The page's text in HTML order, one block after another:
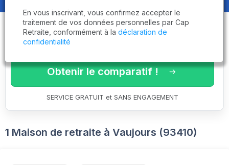
Obtenez le
comparatif des
établissementsadaptés à vos
critères en 3 minutes !
Obtenir le comparatif !
SERVICE GRATUIT et SANS ENGAGEMENT
1 Maison de retraite à Vaujours (93410)
En vous inscrivant, vous confirmez accepter le
traitement de vos données personnelles par Cap
Retraite, conformément à la déclaration de
confidentialité